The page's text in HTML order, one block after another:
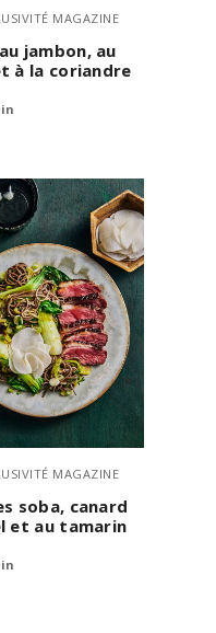
MAGAZINE
jambon, au
à la coriandre
MAGAZINE
soba, canard
et au tamarin